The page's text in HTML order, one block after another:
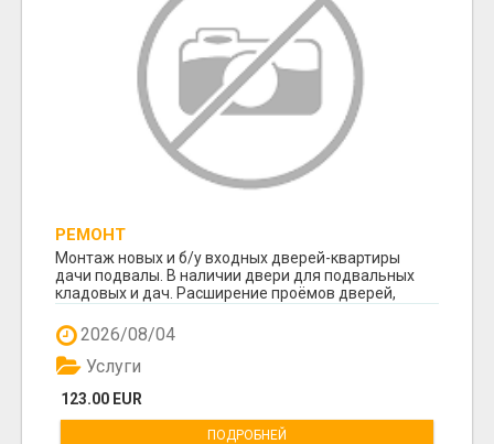
РЕМОНТ
Монтаж новых и б/у входных дверей-квартиры
дачи подвалы. В наличии двери для подвальных
кладовых и дач. Расширение проёмов дверей,
2026/08/04
123.00 EUR
Услуги
ПОДРОБНЕЙ